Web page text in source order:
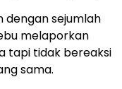
dengan sejumlah
melaporkan
tapi tidak bereaksi
sama.